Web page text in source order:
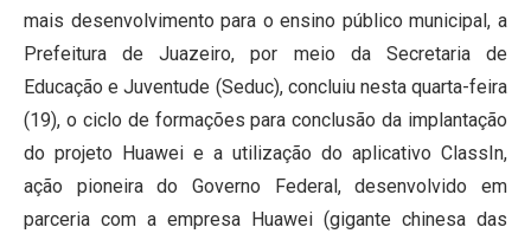
mais desenvolvimento para o ensino público municipal, a
Prefeitura de Juazeiro, por meio da Secretaria de
Educação e Juventude (Seduc), concluiu nesta quarta-feira
(19), o ciclo de formações para conclusão da implantação
do projeto Huawei e a utilização do aplicativo ClassIn,
ação pioneira do Governo Federal, desenvolvido em
parceria com a empresa Huawei (gigante chinesa das